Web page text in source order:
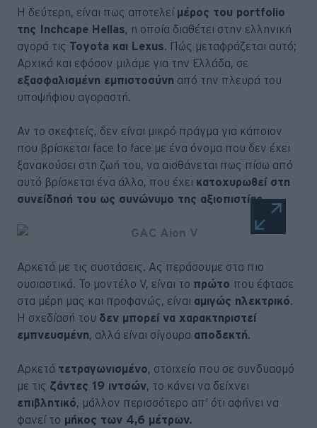
Η δεύτερη, είναι πως αποτελεί μέρος του portfolio
της Inchcape Hellas , η οποία διαθέτει στην ελληνική
αγορά τις Toyota και Lexus . Πώς μεταφράζεται αυτό;
Αρχικά και εφόσον μιλάμε για την Ελλάδα, σε
εξασφαλισμένη εμπιστοσύνη από την πλευρά του
υποψήφιου αγοραστή.
Αν το σκεφτείς, δεν είναι μικρό πράγμα για κάποιον
που βρίσκεται face to face με ένα όνομα που δεν έχει
ξανακούσει στη ζωή του, να αισθάνεται πως πίσω από
αυτό βρίσκεται ένα άλλο, που έχει κατοχυρωθεί στη
συνείδησή του ως συνώνυμο της αξιοπιστίας.
Αρκετά με τις συστάσεις. Ας περάσουμε στα πιο
ουσιαστικά. Το μοντέλο V, είναι το πρώτο που έφτασε
στα μέρη μας και προφανώς, είναι αμιγώς ηλεκτρικό
Η σχεδίασή του δεν μπορεί να χαρακτηριστεί
εμπνευσμένη , αλλά είναι σίγουρα αποδεκτή
Αρκετά τετραγωνισμένο , στοιχείο που σε συνδυασμό
με τις ζάντες 19 ιντσών , το κάνει να δείχνει
επιβλητικό , μάλλον περισσότερο απ' ότι αφήνει να
φανεί το μήκος των 4,6 μέτρων.